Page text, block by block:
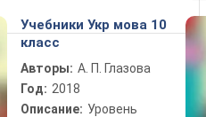
Учебники Укр мова 10
класс
Авторы: А. П. Глазова
Год: 2018
Описание: Уровень